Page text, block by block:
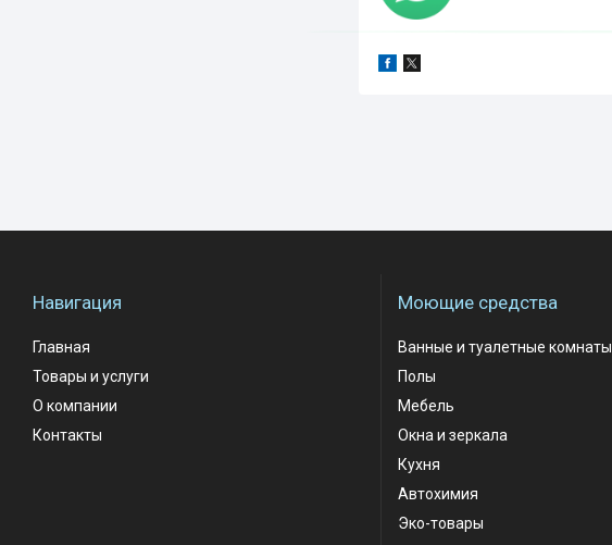
Навигация
Главная
Товары и услуги
О компании
Контакты
Моющие средства
Ванные и туалетные комнаты
Полы
Мебель
Окна и зеркала
Кухня
Автохимия
Эко-товары